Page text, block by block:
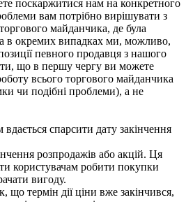
поскаржитися нам на конкретного
вам потрібно вирішувати з
майданчика, де була
в окремих випадках ми, можливо,
певного продавця з нашого
що в першу чергу ви можете
всього торгового майданчика
чи подібні проблеми), а не
спарсити дату закінчення
розпродажів або акцій. Ця
користувачам робити покупки
вигоду.
що термін дії ціни вже закінчився,